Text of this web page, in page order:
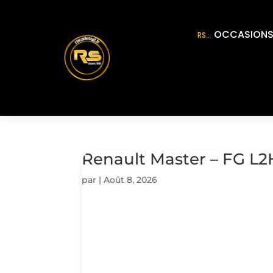
RS… OCCASIONS
Renault Master – FG
par |Août 8, 2026